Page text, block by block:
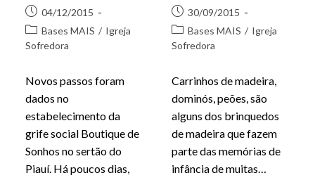
04/12/2015
Bases MAIS / Igreja
Sofredora
Novos passos foram
dados no
estabelecimento da
grife social Boutique de
Sonhos no sertão do
Piauí. Há poucos dias,
30/09/2015
Bases MAIS / Igreja
Sofredora
Carrinhos de madeira,
dominós, peões, são
alguns dos brinquedos
de madeira que fazem
parte das memórias de
infância de muitas…